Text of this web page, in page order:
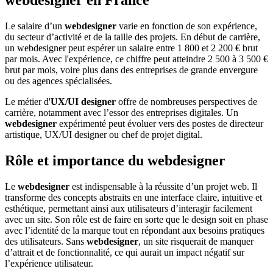
Le salaire d’un webdesigner varie en fonction de son expérience,
du secteur d’activité et de la taille des projets. En début de carrière,
un webdesigner peut espérer un salaire entre 1 800 et 2 200 € brut
par mois. Avec l'expérience, ce chiffre peut atteindre 2 500 à 3 500 €
brut par mois, voire plus dans des entreprises de grande envergure
ou des agences spécialisées.
Le métier d'UX/UI designer offre de nombreuses perspectives de
carrière, notamment avec l’essor des entreprises digitales. Un
webdesigner expérimenté peut évoluer vers des postes de directeur
artistique, UX/UI designer ou chef de projet digital.
Rôle et importance du webdesigner
Le webdesigner est indispensable à la réussite d’un projet web. Il
transforme des concepts abstraits en une interface claire, intuitive et
esthétique, permettant ainsi aux utilisateurs d’interagir facilement
avec un site. Son rôle est de faire en sorte que le design soit en phase
avec l’identité de la marque tout en répondant aux besoins pratiques
des utilisateurs. Sans webdesigner, un site risquerait de manquer
d’attrait et de fonctionnalité, ce qui aurait un impact négatif sur
l’expérience utilisateur.